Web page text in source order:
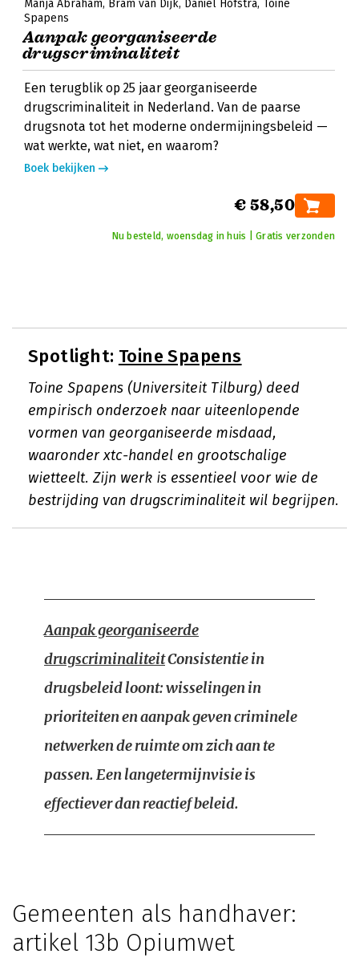
Manja Abraham Bram van Dijk Daniel Hofstra
Toine
Spapens
Aanpak georganiseerde
drugscriminaliteit
Een terugblik op 25 jaar georganiseerde
drugscriminaliteit in Nederland. Van de paarse
drugsnota tot het moderne ondermijningsbeleid —
wat werkte, wat niet, en waarom?
Boek bekijken
€ 58,50
Nu besteld, woensdag in huis | Gratis verzonden
Spotlight: Toine Spapens
Toine Spapens (Universiteit Tilburg) deed
empirisch onderzoek naar uiteenlopende
vormen van georganiseerde misdaad,
waaronder xtc-handel en grootschalige
wietteelt. Zijn werk is essentieel voor wie de
bestrijding van drugscriminaliteit wil begrijpen.
Aanpak georganiseerde
drugscriminaliteitConsistentie in
drugsbeleid loont: wisselingen in
prioriteiten en aanpak geven criminele
netwerken de ruimte om zich aan te
passen. Een langetermijnvisie is
effectiever dan reactief beleid.
Gemeenten als handhaver:
artikel 13b Opiumwet